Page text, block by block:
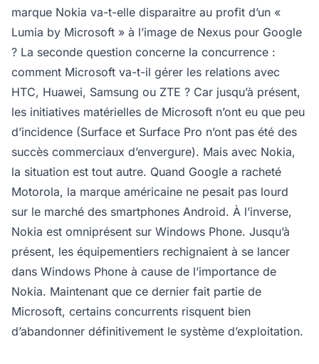
marque Nokia va-t-elle disparaitre au profit d’un «
Lumia by Microsoft » à l’image de Nexus pour Google
? La seconde question concerne la concurrence :
comment Microsoft va-t-il gérer les relations avec
HTC, Huawei, Samsung ou ZTE ? Car jusqu’à présent,
les initiatives matérielles de Microsoft n’ont eu que peu
d’incidence (Surface et Surface Pro n’ont pas été des
succès commerciaux d’envergure). Mais avec Nokia,
la situation est tout autre. Quand Google a racheté
Motorola, la marque américaine ne pesait pas lourd
sur le marché des smartphones Android. À l’inverse,
Nokia est omniprésent sur Windows Phone. Jusqu’à
présent, les équipementiers rechignaient à se lancer
dans Windows Phone à cause de l’importance de
Nokia. Maintenant que ce dernier fait partie de
Microsoft, certains concurrents risquent bien
d’abandonner définitivement le système d’exploitation.